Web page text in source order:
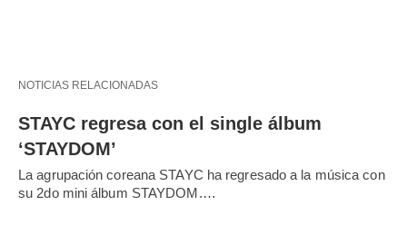
NOTICIAS RELACIONADAS
STAYC regresa con el single álbum
‘STAYDOM’
La agrupación coreana STAYC ha regresado a la música con
su 2do mini álbum STAYDOM.…